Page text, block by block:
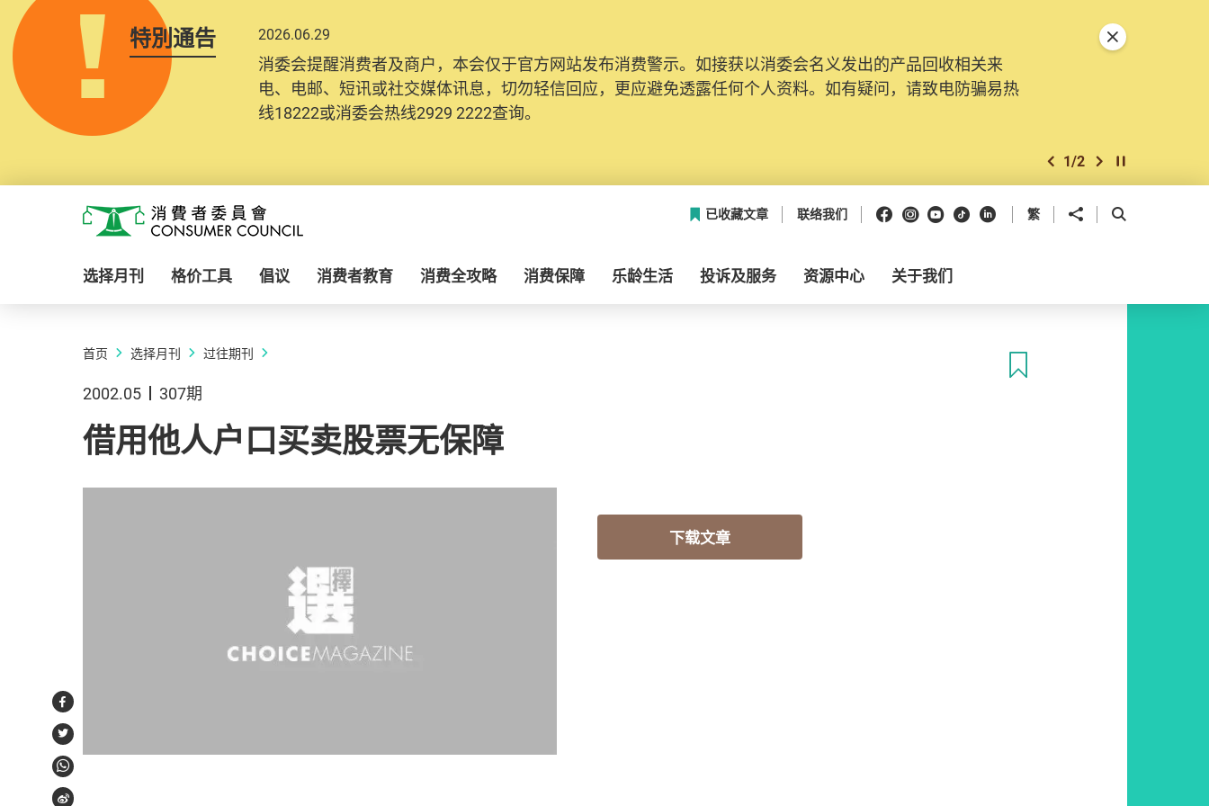
特別通告 2026.06.29
消委会提醒消费者及商户，本会仅于官方网站发布消费警示。如接获以消委会名义发出的产品回收相关来
电、电邮、短讯或社交媒体讯息，切勿轻信回应，更应避免透露任何个人资料。如有疑问，请致电防骗易热
线18222或消委会热线2929 2222查询。
上一个
1/2 下一个开始/暂停幻灯
关闭特別通告
消费者委员会
已收藏文章 联络我们 Facebook
Instagram
Youtube
抖音领英 繁 分享到 开启搜寻框
选择月刊 格价工具 倡议 消费者教育 消费全攻略 消费保障 乐龄生活 投诉及服务 资源中心 关于我们
首页 选择月刊 过往期刊
2002.05 307期
借用他人户口买卖股票无保障
下载文章
Facebook
Twitter
WhatsApp